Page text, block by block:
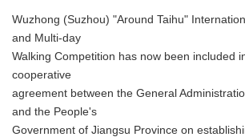
Wuzhong (Suzhou) "Around Taihu"
and Multi-day
Walking Competition has now been included
cooperative
agreement between the General
and the People's
Government of Jiangsu Province on